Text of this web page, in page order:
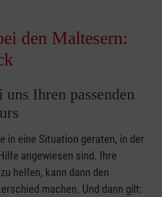
den Maltesern:
uns Ihren passenden
in eine Situation geraten, in der
angewiesen sind. Ihre
helfen, kann dann den
machen. Und dann gilt: